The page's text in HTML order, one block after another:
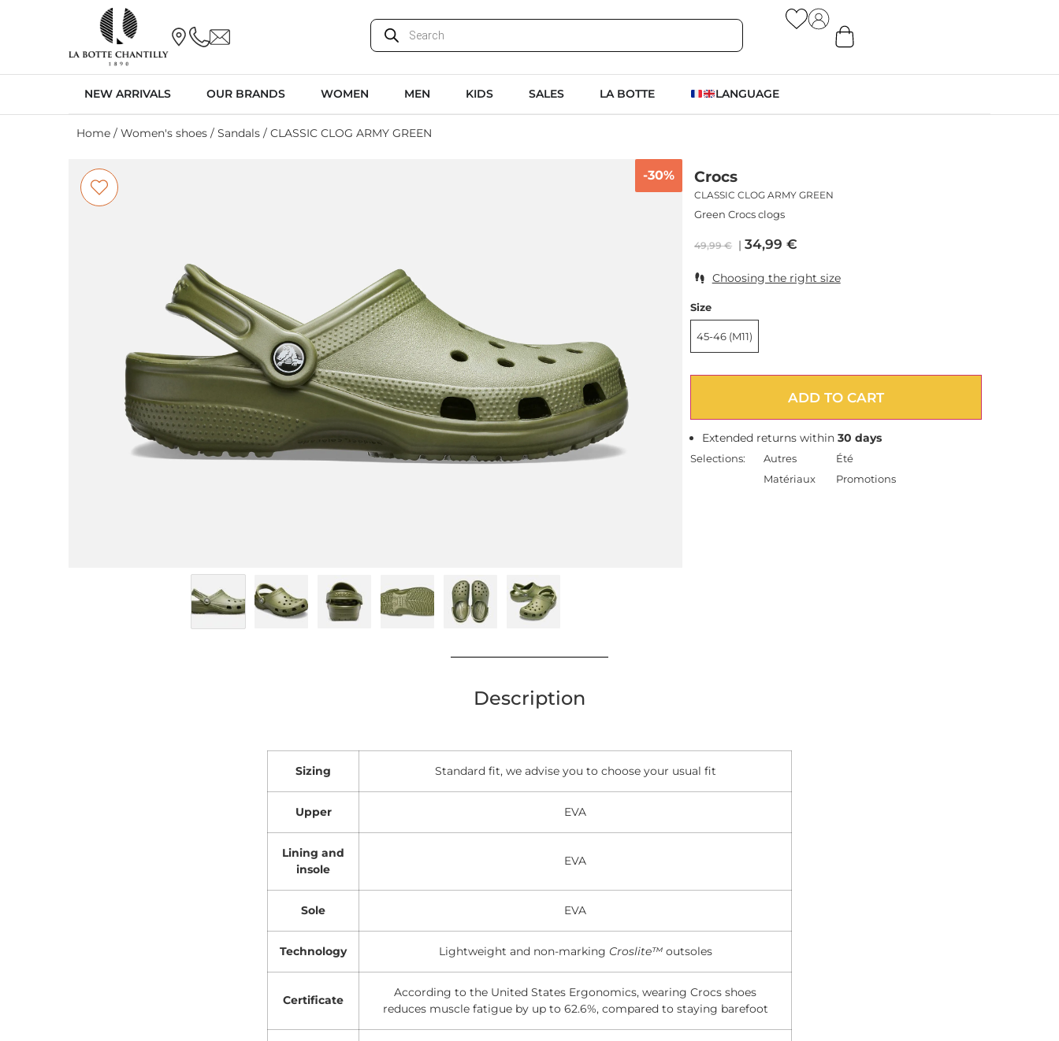
NEW ARRIVALS OUR BRANDS WOMEN MEN KIDS SALES LA BOTTE LANGUAGE
Home / Women's shoes / Sandals / CLASSIC CLOG ARMY GREEN
-30% Crocs
CLASSIC CLOG ARMY GREEN
Green Crocs clogs
49,99€ 34,99€
Choosing the right size
Size
45-46 (M11)
ADD TO CART
Extended returns within 30 days
Selections:
Autres
Matériaux
Été
Promotions
Description
Sizing Standard fit, we advise you to choose your usual fit
Upper EVA
Lining and
insole
EVA
Sole EVA
Technology Lightweight and non-marking Croslite™outsoles
Certificate
According to the United States Ergonomics, wearing Crocs shoes
reduces muscle fatigue by up to 62.6%, compared to staying barefoot